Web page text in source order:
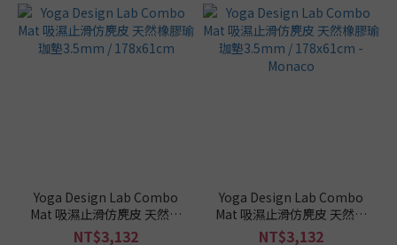
Yoga Design Lab Combo
Mat 吸濕止滑仿麂皮 天然橡
膠瑜珈墊3.5mm /
NT$3,132
Yoga Design Lab Combo
Mat 吸濕止滑仿麂皮 天然橡
膠瑜珈墊3.5mm /
NT$3,132